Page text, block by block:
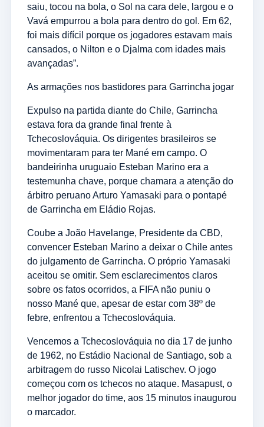
saiu, tocou na bola, o Sol na cara dele, largou e o
Vavá empurrou a bola para dentro do gol. Em 62,
foi mais difícil porque os jogadores estavam mais
cansados, o Nilton e o Djalma com idades mais
avançadas”.
As armações nos bastidores para Garrincha jogar
Expulso na partida diante do Chile, Garrincha
estava fora da grande final frente à
Tchecoslováquia. Os dirigentes brasileiros se
movimentaram para ter Mané em campo. O
bandeirinha uruguaio Esteban Marino era a
testemunha chave, porque chamara a atenção do
árbitro peruano Arturo Yamasaki para o pontapé
de Garrincha em Eládio Rojas.
Coube a João Havelange, Presidente da CBD,
convencer Esteban Marino a deixar o Chile antes
do julgamento de Garrincha. O próprio Yamasaki
aceitou se omitir. Sem esclarecimentos claros
sobre os fatos ocorridos, a FIFA não puniu o
nosso Mané que, apesar de estar com 38º de
febre, enfrentou a Tchecoslováquia.
Vencemos a Tchecoslováquia no dia 17 de junho
de 1962, no Estádio Nacional de Santiago, sob a
arbitragem do russo Nicolai Latischev. O jogo
começou com os tchecos no ataque. Masapust, o
melhor jogador do time, aos 15 minutos inaugurou
o marcador.